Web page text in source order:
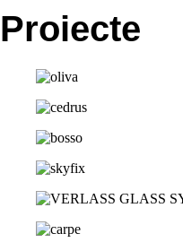
Proiecte